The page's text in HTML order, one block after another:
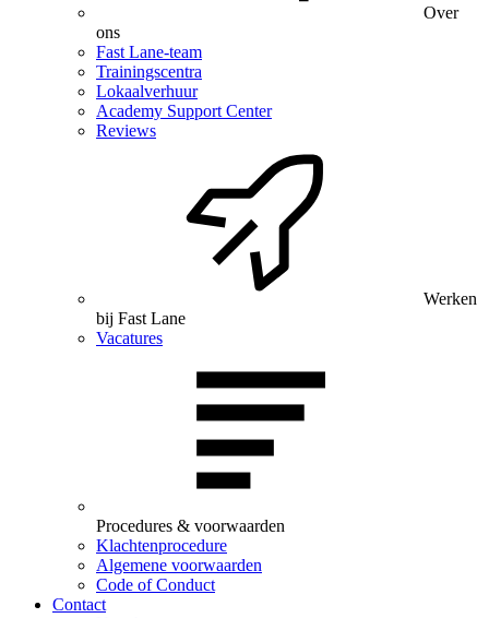
Over
ons
Fast Lane-team
Trainingscentra
Lokaalverhuur
Academy Support Center
Reviews
Werken
bij Fast Lane
Vacatures
Procedures & voorwaarden
Klachtenprocedure
Algemene voorwaarden
Code of Conduct
Contact